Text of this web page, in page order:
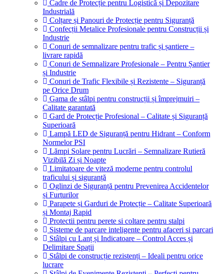
Cadre de Protecție pentru Logistică și Depozitare
Industrială
Colțare și Panouri de Protecție pentru Siguranță
Confecții Metalice Profesionale pentru Construcții și
Industrie
Conuri de semnalizare pentru trafic și șantiere –
livrare rapidă
Conuri de Semnalizare Profesionale – Pentru Șantier
și Industrie
Conuri de Trafic Flexibile și Rezistente – Siguranță
pe Orice Drum
Gama de stâlpi pentru construcții și împrejmuiri –
Calitate garantată
Gard de Protecție Profesional – Calitate și Siguranță
Superioară
Lampă LED de Siguranță pentru Hidrant – Conform
Normelor PSI
Lămpi Solare pentru Lucrări – Semnalizare Rutieră
Vizibilă Zi și Noapte
Limitatoare de viteză moderne pentru controlul
traficului și siguranță
Oglinzi de Siguranță pentru Prevenirea Accidentelor
și Furturilor
Parapete și Garduri de Protecție – Calitate Superioară
și Montaj Rapid
Protectii pentru perete si coltare pentru stalpi
Sisteme de parcare inteligente pentru afaceri si parcari
Stâlpi cu Lanț și Indicatoare – Control Acces și
Delimitare Spații
Stâlpi de construcție rezistenți – Ideali pentru orice
lucrare